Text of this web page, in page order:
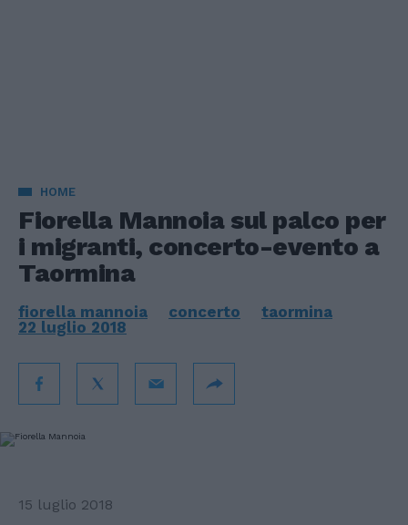
HOME
Fiorella Mannoia sul palco per
i migranti, concerto-evento a
Taormina
fiorella mannoia concerto
taormina
22 luglio 2018
15 luglio 2018